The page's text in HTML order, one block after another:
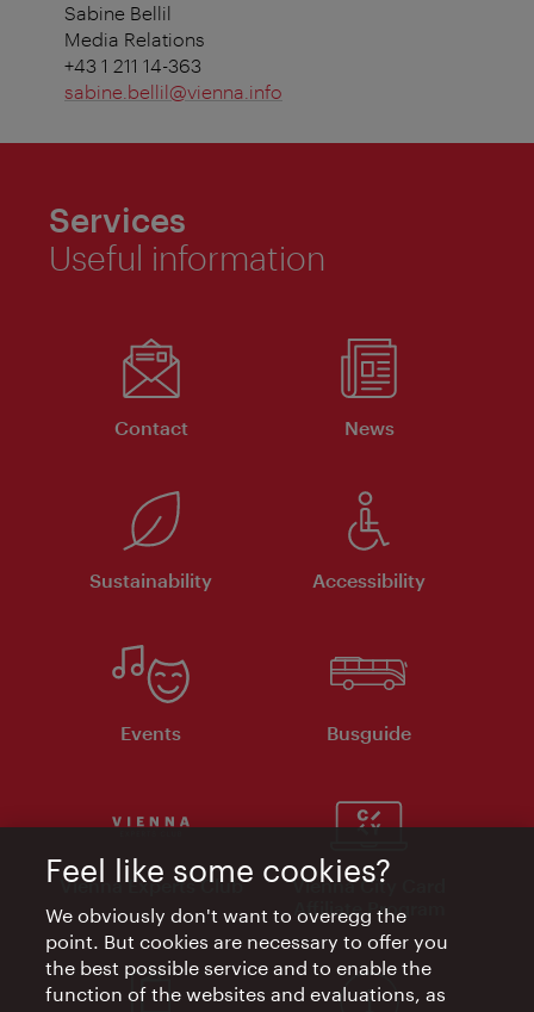
Sabine Bellil
Media Relations
+43 1 211 14-363
sabine.bellil@vienna.info
Services
Useful information
Contact News
Sustainability Accessibility
Events Busguide
Vienna Experts Club
Vienna City Card
Affiliate Program
Feel like some cookies?
We obviously don't want to overegg the
point. But cookies are necessary to offer you
the best possible service and to enable the
function of the websites and evaluations, as